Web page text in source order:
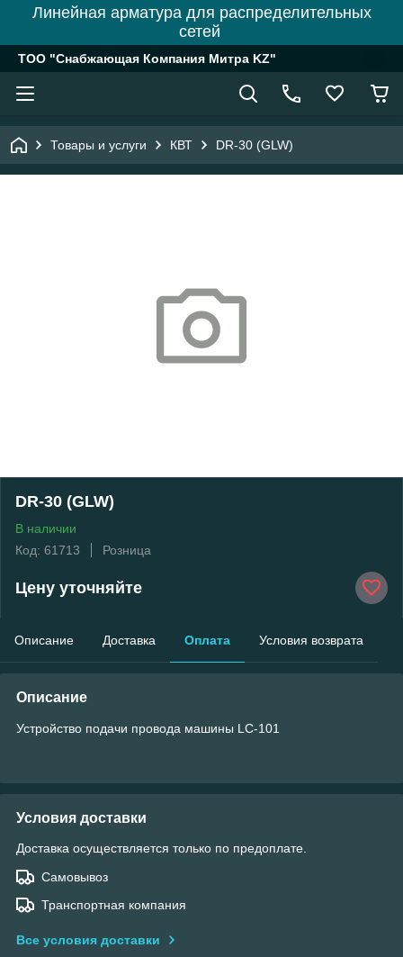
Линейная арматура для распределительных
сетей
ТОО "Снабжающая Компания Митра KZ"
Товары и услуги КВТ DR-30 (GLW)
DR-30 (GLW)
В наличии
Код: 61713
Розница
Цену уточняйте
Описание Доставка Оплата Условия возврата
Описание
Устройство подачи провода машины LC-101
Условия доставки
Доставка осуществляется только по предоплате.
Самовывоз
Транспортная компания
Все условия доставки